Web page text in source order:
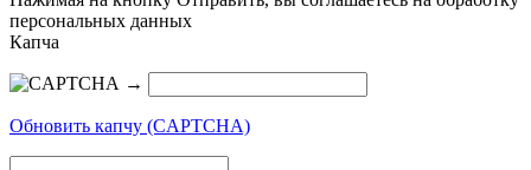
персональных данных
Капча
→
Обновить капчу (CAPTCHA)